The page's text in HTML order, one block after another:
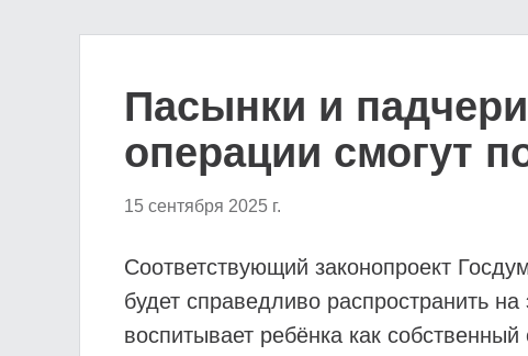
Пасынки и
операции смогут
15 сентября 2025 г.
Соответствующий законопроект
будет справедливо распространить
воспитывает ребёнка как